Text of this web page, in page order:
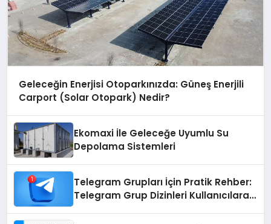
Geleceğin Enerjisi Otoparkınızda: Güneş Enerjili
Carport (Solar Otopark) Nedir?
Ekomaxi İle Geleceğe Uyumlu Su
Depolama Sistemleri
Telegram Grupları İçin Pratik Rehber:
Telegram Grup Dizinleri Kullanıcılara